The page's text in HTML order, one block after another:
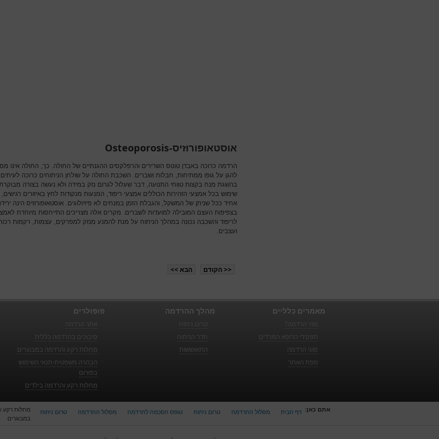
אוסטאופורוזיס-Osteoporosis
הרדמה כרוכה באבדן טונוס השרירים והרפלקסים ההגנתיים של החולה. כך, החולה אינו
להגן על גופו ממתיחות, חבלות ושברים. השכבת החולה על שולחן הניתוחים כרוכה לעיתים
בהשגת מנח בקצות טווחי התנועה, דבר שעלול לגרום נזק במידה ולא נעשה בצורה
שימוש בכל אמצעי הזהירות הכוללים אמצעי ריפוד, המנעות מנקודות לחץ באיזורים רגישים,
אחיד ככל שניתן של המשקל, והגבלת הזמן במנחים לא פיזיולוגים. אוסטאופורוזיס הינה
בצפיפות העצם המובילה למועדות לשברים. מקרים אלה מצריכים התייחסות מיוחדת
לריפוד והשכבה נכונה במהלך הניתוח על מנת להמנע מנזק למפרקים, עצמות, רקמות
ועצבים.
<< הקודם הבא >>
פופולרים
סיבוכים בהרדמה כללית
מחלות רקע והרדמה במבוגרים
הבהרה משפטית-תנאי השימוש
בפורום
מחלות רקע והרדמה בילדים
מהלך ההרדמה
חדר הניתוח
התאוששות
מאמרים כלליים
תפקידי הרופא המרדים
סוגי הרדמה
מפת האתר
אתם כאן: דף הבית מסלול ההרדמה טרום ניתוח טופס הסכמה להרדמה מסלול ההרדמה טרום ניתוח
מחלות רקע
במבוגרים